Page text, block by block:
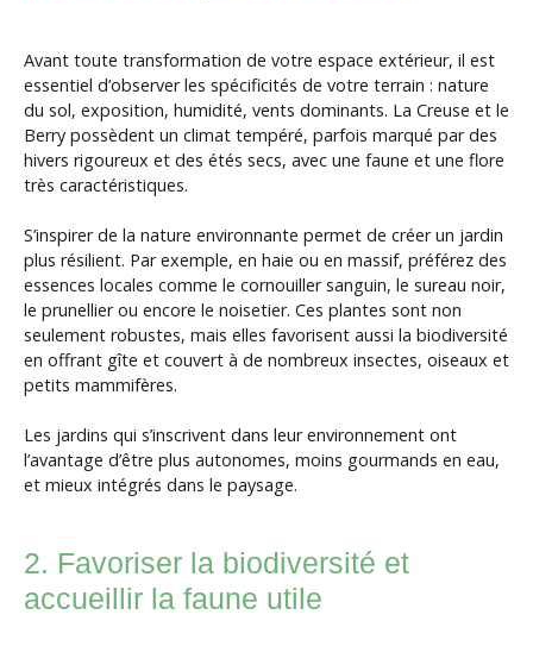
Avant toute transformation de votre espace extérieur, il est
essentiel d’observer les spécificités de votre terrain : nature
du sol, exposition, humidité, vents dominants. La Creuse et le
Berry possèdent un climat tempéré, parfois marqué par des
hivers rigoureux et des étés secs, avec une faune et une flore
très caractéristiques.
S’inspirer de la nature environnante permet de créer un jardin
plus résilient. Par exemple, en haie ou en massif, préférez des
essences locales comme le cornouiller sanguin, le sureau noir,
le prunellier ou encore le noisetier. Ces plantes sont non
seulement robustes, mais elles favorisent aussi la biodiversité
en offrant gîte et couvert à de nombreux insectes, oiseaux et
petits mammifères.
Les jardins qui s’inscrivent dans leur environnement ont
l’avantage d’être plus autonomes, moins gourmands en eau,
et mieux intégrés dans le paysage.
2. Favoriser la biodiversité et
accueillir la faune utile